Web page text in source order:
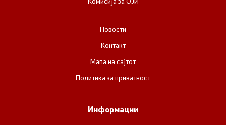
Новости
Контакт
Мапа на сајтот
Политика за приватност
Информации